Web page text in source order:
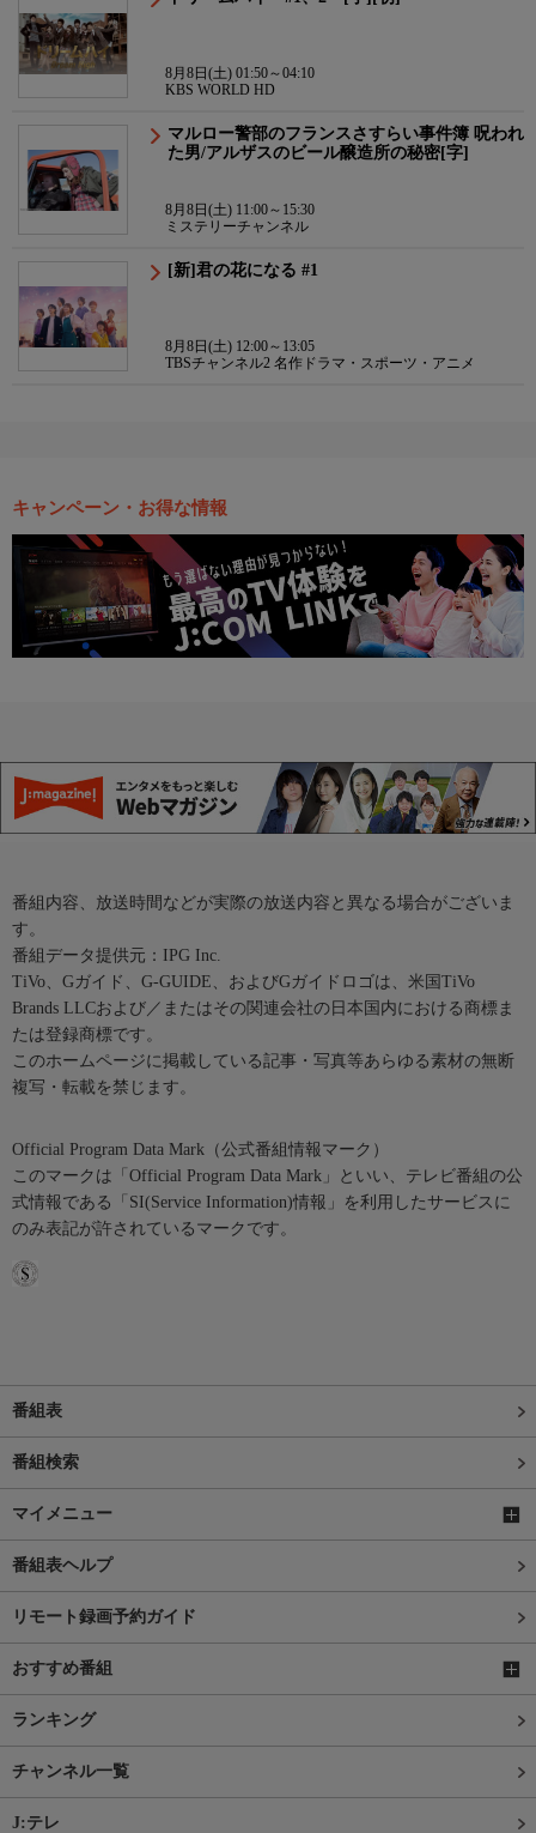
8月8日(土) 01:50～04:10
KBS WORLD HD
マルロー警部のフランスさすらい事件簿 呪われ
た男/アルザスのビール醸造所の秘密[字]
8月8日(土) 11:00～15:30
ミステリーチャンネル
[新]君の花になる #1
8月8日(土) 12:00～13:05
TBSチャンネル2 名作ドラマ・スポーツ・アニメ
キャンペーン・お得な情報
番組内容、放送時間などが実際の放送内容と異なる場合がございま
す。
番組データ提供元：IPG Inc.
TiVo、Gガイド、G-GUIDE、およびGガイドロゴは、米国TiVo
Brands LLCおよび／またはその関連会社の日本国内における商標ま
たは登録商標です。
このホームページに掲載している記事・写真等あらゆる素材の無断
複写・転載を禁じます。
Official Program Data Mark（公式番組情報マーク）
このマークは「Official Program Data Mark」といい、テレビ番組の公
式情報である「SI(Service Information)情報」を利用したサービスに
のみ表記が許されているマークです。
番組表
番組検索
マイメニュー
番組表ヘルプ
リモート録画予約ガイド
おすすめ番組
ランキング
チャンネル一覧
J:テレ